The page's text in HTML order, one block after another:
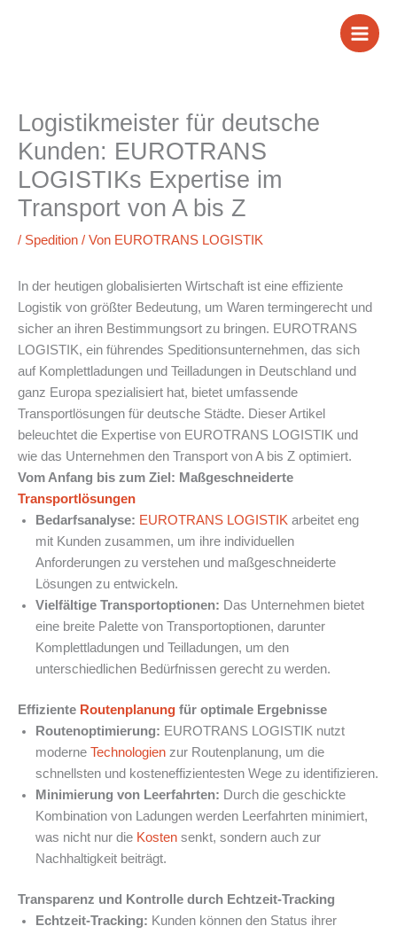
Logistikmeister für deutsche
Kunden: EUROTRANS
LOGISTIKs Expertise im
Transport von A bis Z
/ Spedition / Von EUROTRANS LOGISTIK
In der heutigen globalisierten Wirtschaft ist eine effiziente
Logistik von größter Bedeutung, um Waren termingerecht und
sicher an ihren Bestimmungsort zu bringen. EUROTRANS
LOGISTIK, ein führendes Speditionsunternehmen, das sich
auf Komplettladungen und Teilladungen in Deutschland und
ganz Europa spezialisiert hat, bietet umfassende
Transportlösungen für deutsche Städte. Dieser Artikel
beleuchtet die Expertise von EUROTRANS LOGISTIK und
wie das Unternehmen den Transport von A bis Z optimiert.
Vom Anfang bis zum Ziel: Maßgeschneiderte
Transportlösungen
Bedarfsanalyse: EUROTRANS LOGISTIK arbeitet eng
mit Kunden zusammen, um ihre individuellen
Anforderungen zu verstehen und maßgeschneiderte
Lösungen zu entwickeln.
Vielfältige Transportoptionen: Das Unternehmen bietet
eine breite Palette von Transportoptionen, darunter
Komplettladungen und Teilladungen, um den
unterschiedlichen Bedürfnissen gerecht zu werden.
Effiziente Routenplanung für optimale Ergebnisse
Routenoptimierung: EUROTRANS LOGISTIK nutzt
moderne Technologien zur Routenplanung, um die
schnellsten und kosteneffizientesten Wege zu identifizieren.
Minimierung von Leerfahrten: Durch die geschickte
Kombination von Ladungen werden Leerfahrten minimiert,
was nicht nur die Kosten senkt, sondern auch zur
Nachhaltigkeit beiträgt.
Transparenz und Kontrolle durch Echtzeit-Tracking
Echtzeit-Tracking: Kunden können den Status ihrer